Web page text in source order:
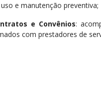
e manutenção preventiva;
e Convênios:
com prestadores de